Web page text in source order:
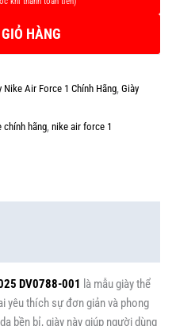
HÀNG
Nike Air Force 1 Chính Hãng Giày
chính hãng nike air force 1
DV0788-001 là mẫu giày thể
yêu thích sự đơn giản và phong
bền bỉ, giày này giúp người dùng